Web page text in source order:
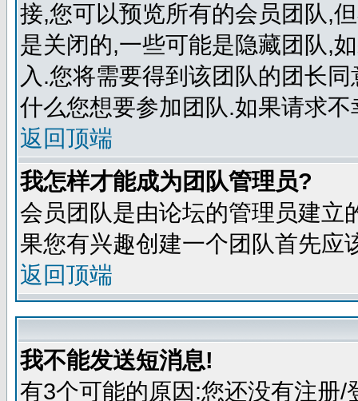
接,您可以预览所有的会员团队,
是关闭的,一些可能是隐藏团队,
入.您将需要得到该团队的团长
什么您想要参加团队.如果请求
返回顶端
我怎样才能成为团队管理员?
会员团队是由论坛的管理员建立
果您有兴趣创建一个团队首先应
返回顶端
我不能发送短消息!
有3个可能的原因:您还没有注册